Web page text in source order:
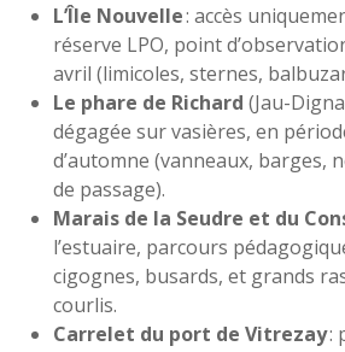
L’Île Nouvelle: accès
réserve LPO, point
avril (limicoles, sternes,
Le phare de Richard (Jau-
dégagée sur vasières, en
d’automne (vanneaux, barges,
de passage).
Marais de la Seudre et du
l’estuaire, parcours
cigognes, busards, et grands
courlis.
Carrelet du port de Vitrezay: